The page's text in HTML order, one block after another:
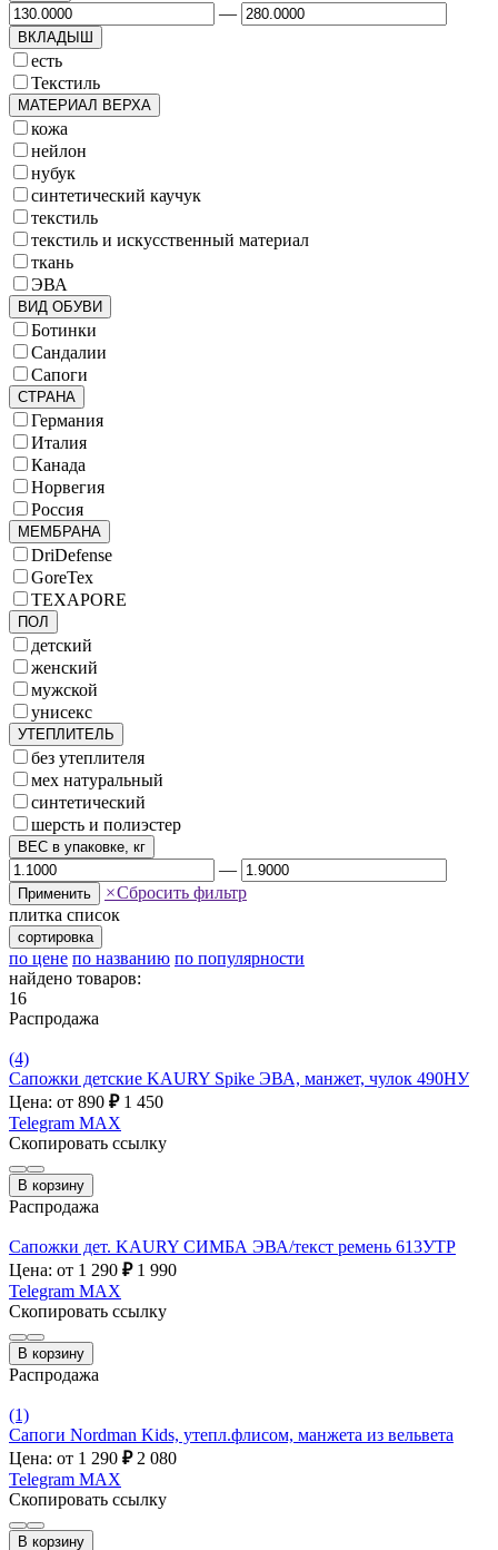
—
ВКЛАДЫШ
есть
Текстиль
МАТЕРИАЛ ВЕРХА
кожа
нейлон
нубук
синтетический каучук
текстиль
текстиль и искусственный материал
ткань
ЭВА
ВИД ОБУВИ
Ботинки
Сандалии
Сапоги
СТРАНА
Германия
Италия
Канада
Норвегия
Россия
МЕМБРАНА
DriDefense
GoreTex
TEXAPORE
ПОЛ
детский
женский
мужской
унисекс
УТЕПЛИТЕЛЬ
без утеплителя
мех натуральный
синтетический
шерсть и полиэстер
ВЕС в упаковке, кг
—
Применить ×Сбросить фильтр
плитка список
сортировка
по цене по названию по популярности
найдено товаров:
16
Распродажа
(4)
Сапожки детские KAURY Spike ЭВА, манжет, чулок 490НУ
Цена: от 890 ₽ 1 450
Telegram MAX
Скопировать ссылку
В корзину
Распродажа
Сапожки дет. KAURY СИМБА ЭВА/текст ремень 613УТР
Цена: от 1 290 ₽ 1 990
Telegram MAX
Скопировать ссылку
В корзину
Распродажа
(1)
Сапоги Nordman Kids, утепл.флисом, манжета из вельвета
Цена: от 1 290 ₽ 2 080
Telegram MAX
Скопировать ссылку
В корзину